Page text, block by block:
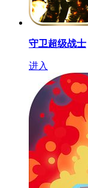
守卫超级战士
进入